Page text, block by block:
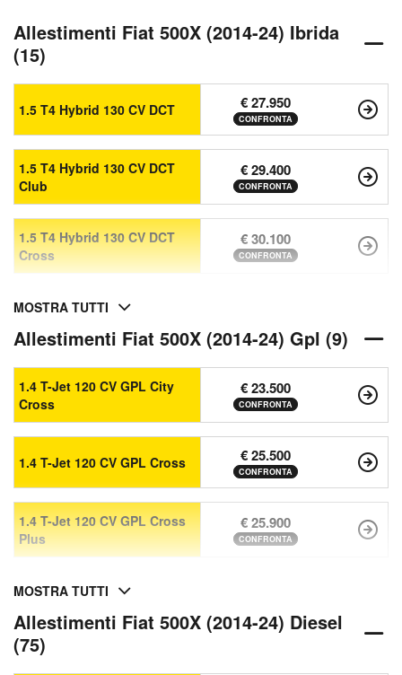
Allestimenti Fiat 500X (2014-24) Ibrida
(15)
1.5 T4 Hybrid 130 CV DCT € 27.950
CONFRONTA
1.5 T4 Hybrid 130 CV DCT
Club
€ 29.400
CONFRONTA
1.5 T4 Hybrid 130 CV DCT
Cross
€ 30.100
CONFRONTA
MOSTRA TUTTI
Allestimenti Fiat 500X (2014-24) Gpl (9)
1.4 T-Jet 120 CV GPL City
Cross
€ 23.500
CONFRONTA
1.4 T-Jet 120 CV GPL Cross € 25.500
CONFRONTA
1.4 T-Jet 120 CV GPL Cross
Plus
€ 25.900
CONFRONTA
MOSTRA TUTTI
Allestimenti Fiat 500X (2014-24) Diesel
(75)